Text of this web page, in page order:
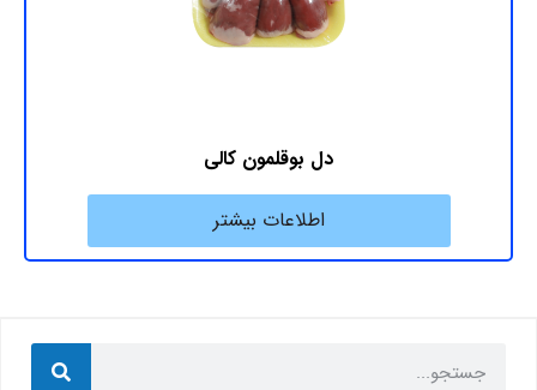
دل بوقلمون کالی
اطلاعات بیشتر